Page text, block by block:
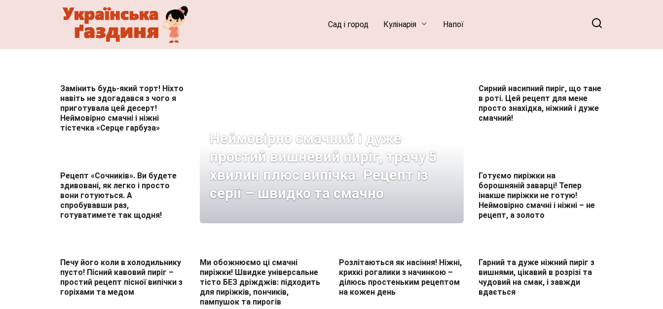
Сад і город Кулінарія Напої
Замінить будь-який торт! Ніхто
навіть не здогадався з чого я
приготувала цей десерт!
Неймовірно смачні і ніжні
тістечка «Серце гарбуза»
Неймовірно смачний і дуже
простий вишневий пиріг, трачу 5
хвилин плюс випічка. Рецепт із
серії – швидко та смачно
Сирний насипний пиріг, що тане
в роті. Цей рецепт для мене
просто знахідка, ніжний і дуже
смачний!
Рецепт «Сочників». Ви будете
здивовані, як легко і просто
вони готуються. А
спробувавши раз,
готуватимете так щодня!
Готуємо пиріжки на
борошняній заварці! Тепер
інакше пиріжки не готую!
Неймовірно смачні і ніжні – не
рецепт, а золото
Печу його коли в холодильнику
пусто! Пісний кавовий пиріг –
простий рецепт пісної випічки з
горіхами та медом
Ми обожнюємо ці смачні
пиріжки! Швидке універсальне
тісто БЕЗ дріжджів: підходить
для пиріжків, пончиків,
пампушок та пирогів
Розлітаються як насіння! Ніжні,
крихкі рогалики з начинкою –
ділюсь простеньким рецептом
на кожен день
Гарний та дуже ніжний пиріг з
вишнями, цікавий в розрізі та
чудовий на смак, і завжди
вдається